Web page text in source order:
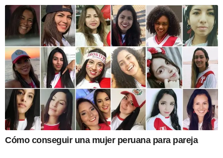
Cómo conseguir una mujer peruana para pareja